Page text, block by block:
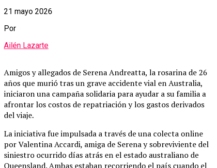
21 mayo 2026
Por
Ailén Lazarte
Amigos y allegados de Serena Andreatta, la rosarina de 26
años que murió tras un grave accidente vial en Australia,
iniciaron una campaña solidaria para ayudar a su familia a
afrontar los costos de repatriación y los gastos derivados
del viaje.
La iniciativa fue impulsada a través de una colecta online
por Valentina Accardi, amiga de Serena y sobreviviente del
siniestro ocurrido días atrás en el estado australiano de
Queensland. Ambas estaban recorriendo el país cuando el